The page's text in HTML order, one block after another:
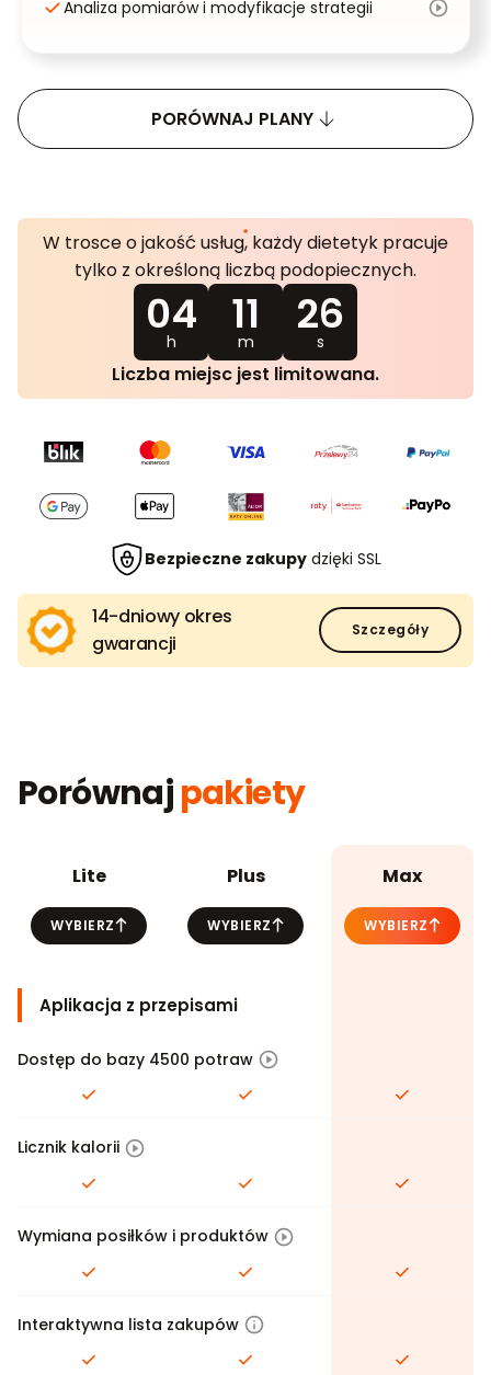
Analiza pomiarów i modyfikacje strategii
PORÓWNAJ PLANY
W trosce o jakość usług, każdy dietetyk pracuje
tylko z określoną liczbą podopiecznych.
04
h 11
m 25
s
Liczba miejsc jest limitowana.
Bezpieczne zakupydzięki SSL
14-dniowy okres
gwarancji
Szczegóły
Porównajpakiety
Lite Plus Max
WYBIERZ WYBIERZ WYBIERZ
Aplikacja z przepisami
Dostęp do bazy 4500 potraw
Licznik kalorii
Wymiana posiłków i produktów
Interaktywna lista zakupów